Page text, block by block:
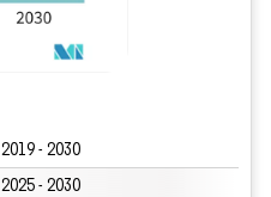
2019 - 2030
2025 - 2030